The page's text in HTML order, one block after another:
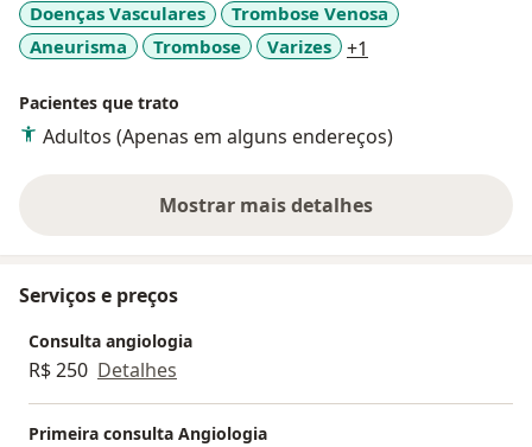
Doenças Vasculares
Trombose Venosa
Aneurisma
Trombose Varizes +1
Pacientes que trato
Adultos (Apenas em alguns endereços)
Mostrar mais detalhes
sobre a experiência
Serviços e preços
Consulta angiologia
R$ 250 Detalhes
Primeira consulta Angiologia